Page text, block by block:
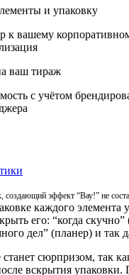
и упаковку
к вашему
ваш тираж
с учётом
создающий эффект “Вау!” не
каждого элемента
его: “когда скучно”
дел” (планер) и так
сюрпризом, так
вскрытия